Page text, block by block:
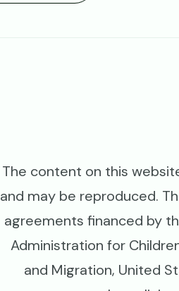
The content on this
and may be reproduced.
agreements financed by
Administration for
and Migration, United